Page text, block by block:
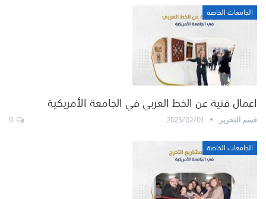
الجامعات الخاصة
اعمال فنية عن الخط العربي في الجامعة الأمريكية
قسم التحرير 2023/02/01
الجامعات الخاصة